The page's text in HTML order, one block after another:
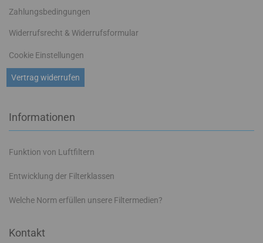
Zahlungsbedingungen
Widerrufsrecht & Widerrufsformular
Vertrag widerrufen
Cookie Einstellungen
Informationen
Funktion von Luftfiltern
Entwicklung der Filterklassen
Welche Norm erfüllen unsere Filtermedien?
Kontakt